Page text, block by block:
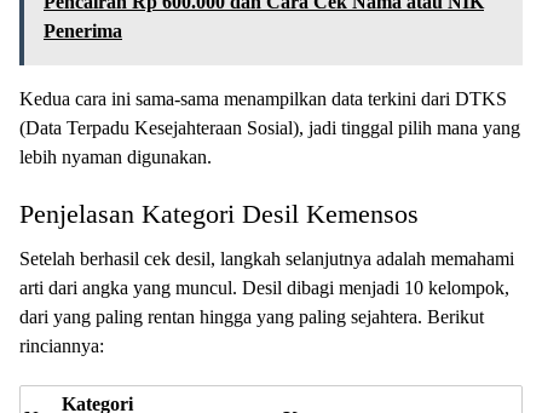
Penerima
Kedua cara ini sama-sama menampilkan data terkini dari DTKS
(Data Terpadu Kesejahteraan Sosial), jadi tinggal pilih mana yang
lebih nyaman digunakan.
Penjelasan Kategori Desil Kemensos
Setelah berhasil cek desil, langkah selanjutnya adalah memahami
arti dari angka yang muncul. Desil dibagi menjadi 10 kelompok,
dari yang paling rentan hingga yang paling sejahtera. Berikut
rinciannya:
Kategori